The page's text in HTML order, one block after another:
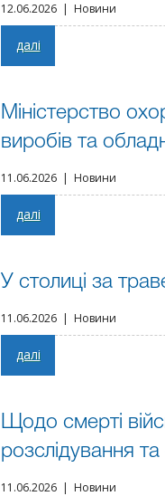
12.06.2026 | Новини
далі
Міністерство
виробів та
11.06.2026 | Новини
далі
У столиці за
11.06.2026 | Новини
далі
Щодо смерті
розслідування
11.06.2026 | Новини